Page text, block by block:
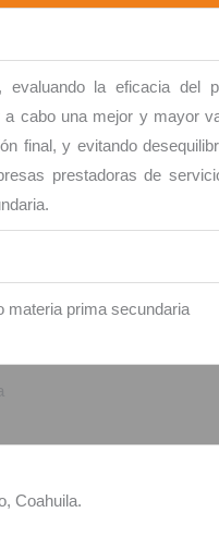
evaluando la eficacia del
cabo una mejor y mayor
final, y evitando
prestadoras de
materia prima secundaria
Coahuila.